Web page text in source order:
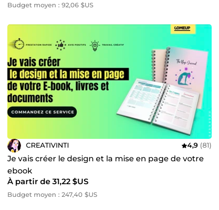
Budget moyen : 92,06 $US
CREATIVINTI 4,9 (81)
Je vais créer le design et la mise en page de votre
ebook
À partir de 31,22 $US
Budget moyen : 247,40 $US